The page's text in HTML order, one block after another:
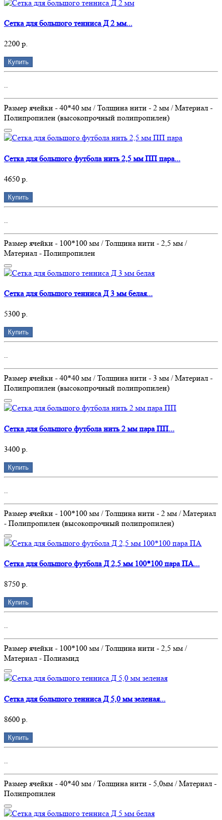
Сетка для большого тенниса Д 2 мм...
2200 р.
Купить
..
Размер ячейки - 40*40 мм / Толщина нити - 2 мм / Материал -
Полипропилен (высокопрочный полипропилен)
Сетка для большого футбола нить 2,5 мм ПП пара...
4650 р.
Купить
..
Размер ячейки - 100*100 мм / Толщина нити - 2,5 мм /
Материал - Полипропилен
Сетка для большого тенниса Д 3 мм белая...
5300 р.
Купить
..
Размер ячейки - 40*40 мм / Толщина нити - 3 мм / Материал -
Полипропилен (высокопрочный полипропилен)
Сетка для большого футбола нить 2 мм пара ПП...
3400 р.
Купить
..
Размер ячейки - 100*100 мм / Толщина нити - 2 мм / Материал
- Полипропилен (высокопрочный полипропилен)
Сетка для большого футбола Д 2,5 мм 100*100 пара ПА...
8750 р.
Купить
..
Размер ячейки - 100*100 мм / Толщина нити - 2,5 мм /
Материал - Полиамид
Сетка для большого тенниса Д 5,0 мм зеленая...
8600 р.
Купить
..
Размер ячейки - 40*40 мм / Толщина нити - 5,0мм / Материал -
Полипропилен